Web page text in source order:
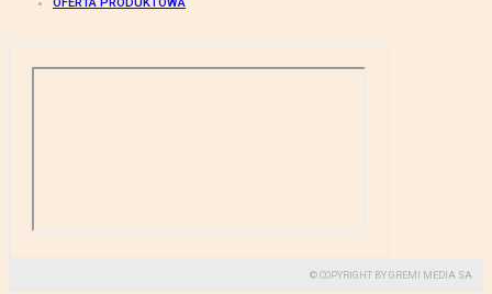
© COPYRIGHT BY GREMI MEDIA SA